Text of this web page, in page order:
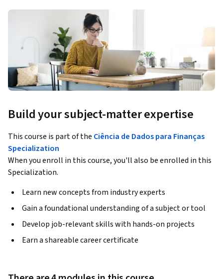
Build your subject-matter expertise
This course is part of the Ciência de Dados para Finanças
Specialization
When you enroll in this course, you'll also be enrolled in this
Specialization.
Learn new concepts from industry experts
Gain a foundational understanding of a subject or tool
Develop job-relevant skills with hands-on projects
Earn a shareable career certificate